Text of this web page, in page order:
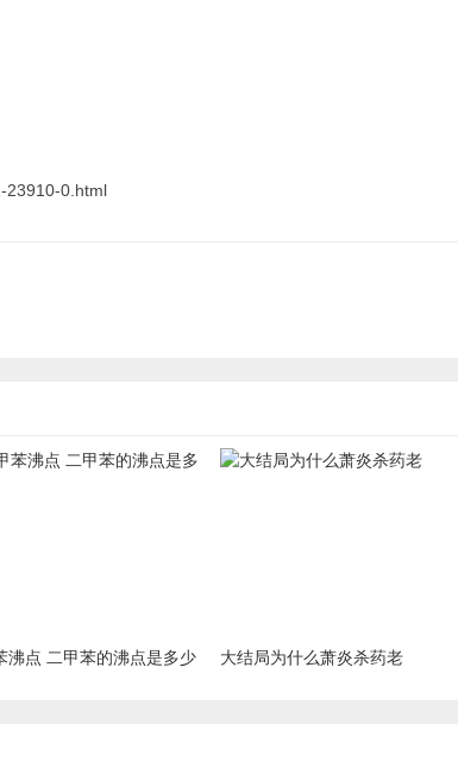
23910-0.html
沸点 二甲苯的沸点是多少 大结局为什么萧炎杀药老